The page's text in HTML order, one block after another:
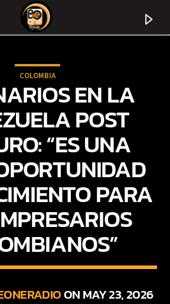
COLOMBIA
EN LA
POST
“ES UNA
PARA
ON MAY 23, 2026